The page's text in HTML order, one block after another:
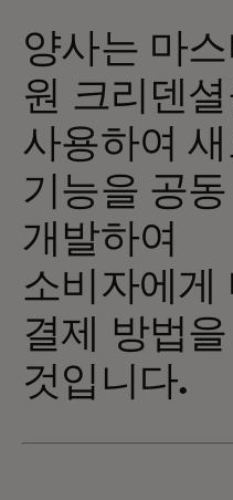
양사는 마
원 크리덴
사용하여
기능을 공동
개발하여
소비자에게
결제 방법
것입니다.